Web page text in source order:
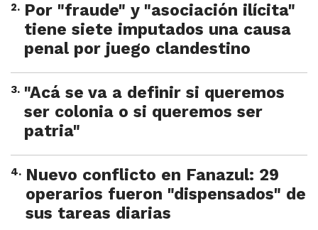
2. Por "fraude" y "asociación ilícita"
tiene siete imputados una causa
penal por juego clandestino
3. "Acá se va a definir si queremos
ser colonia o si queremos ser
patria"
4. Nuevo conflicto en Fanazul: 29
operarios fueron "dispensados" de
sus tareas diarias